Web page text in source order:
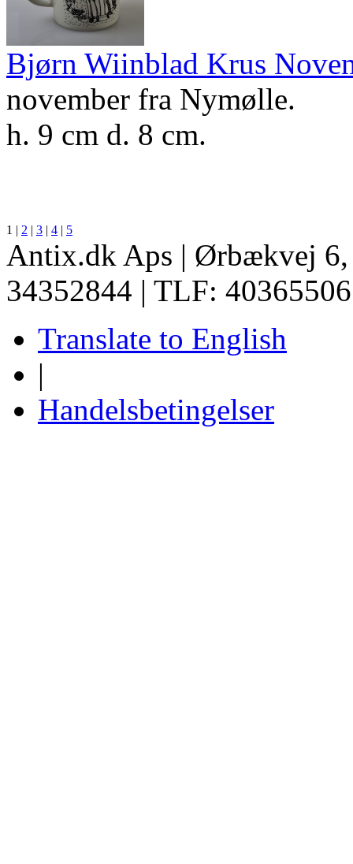
Bjørn Wiinblad Krus
november fra Nymølle.
h. 9 cm d. 8 cm.
1 | 2 | 3 | 4 | 5
Antix.dk Aps | Ørbækvej
34352844 | TLF:
Translate to English
|
Handelsbetingelser